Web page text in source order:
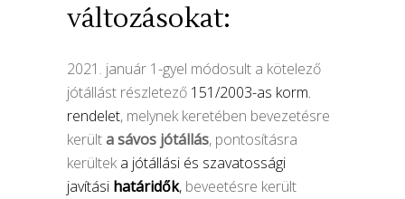
változásokat:
2021. január 1-gyel módosult a kötelező
jótállást részletező 151/2003-as korm.
rendelet, melynek keretében bevezetésre
kerülta sávos jótállás, pontosításra
kerülteka jótállási és szavatossági
javítási határidők, beveetésre került